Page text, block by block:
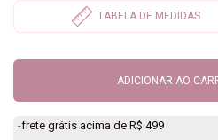
ADICIONAR AO
-frete grátis acima de R$ 499